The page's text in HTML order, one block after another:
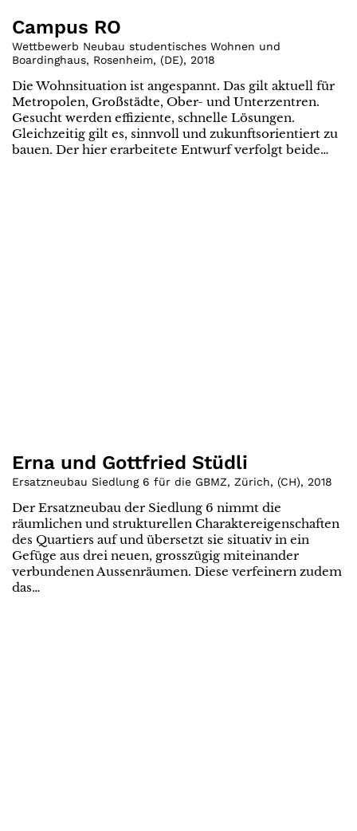
Campus RO
Wettbewerb Neubau studentisches Wohnen und
Boardinghaus, Rosenheim, (DE), 2018
Die Wohnsituation ist angespannt. Das gilt aktuell für
Metropolen, Großstädte, Ober- und Unterzentren.
Gesucht werden effiziente, schnelle Lösungen.
Gleichzeitig gilt es, sinnvoll und zukunftsorientiert zu
bauen. Der hier erarbeitete Entwurf verfolgt beide…
Erna und Gottfried Stüdli
Ersatzneubau Siedlung 6 für die GBMZ, Zürich, (CH), 2018
Der Ersatzneubau der Siedlung 6 nimmt die
räumlichen und strukturellen Charaktereigenschaften
des Quartiers auf und übersetzt sie situativ in ein
Gefüge aus drei neuen, grosszügig miteinander
verbundenen Aussenräumen. Diese verfeinern zudem
das…